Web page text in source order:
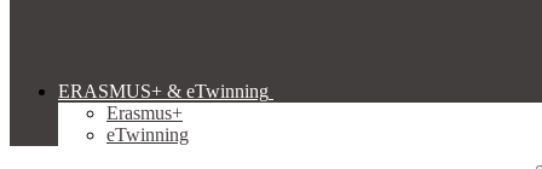
ERASMUS+ & eTwinning
Erasmus+
eTwinning